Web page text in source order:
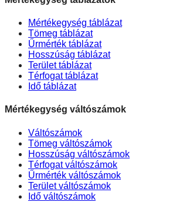
Mértékegység táblázat
Tömeg táblázat
Űrmérték táblázat
Hosszúság táblázat
Terület táblázat
Térfogat táblázat
Idő táblázat
Mértékegység váltószámok
Váltószámok
Tömeg váltószámok
Hosszúság váltószámok
Térfogat váltószámok
Űrmérték váltószámok
Terület váltószámok
Idő váltószámok